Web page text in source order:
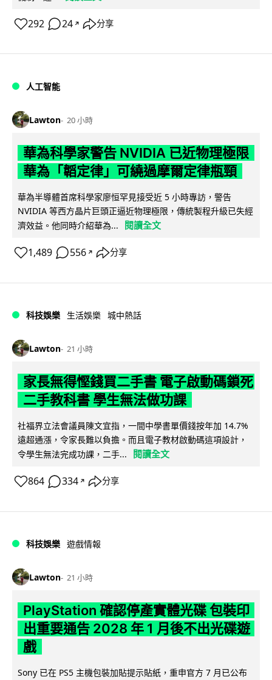
292 24 ↗ 分享
人工智能
Lawton 20 小時
華為科學家警告 NVIDIA 已近物理極限
華為「韜定律」可繞過摩爾定律瓶頸
華為半導體首席科學家廖恒罕見接受近 5 小時專訪，警告
NVIDIA 等西方晶片巨頭正逼近物理極限，傳統製程升級已失經
濟效益。他同時介紹華為...
閱讀全文
1,489 556 ↗ 分享
科技娛樂 生活娛樂 城中熱話
Lawton 21 小時
家長無得慳錢買二手書 電子啟動碼鎖死
二手教科書 學生無法做功課
社福界立法會議員陳文宜指，一間中學書單價錢按年加 14.7%
遠超通漲，令家長難以負擔。而且電子教材啟動碼這項設計，
令學生無法完成功課，二手...
閱讀全文
864 334 ↗ 分享
科技娛樂 遊戲情報
Lawton 21 小時
PlayStation 確認停產實體光碟 包裝印
出重要通告 2028 年 1 月後不出光碟遊
戲
Sony 已在 PS5 主機包裝加貼提示貼紙，重申官方 7 月已公布